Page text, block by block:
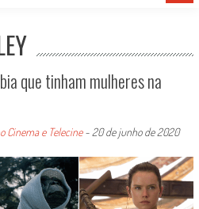
que tinham mulheres na
Cinema e Telecine- 20 de junho de 2020